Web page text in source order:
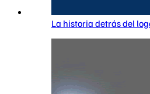
La historia detrás del